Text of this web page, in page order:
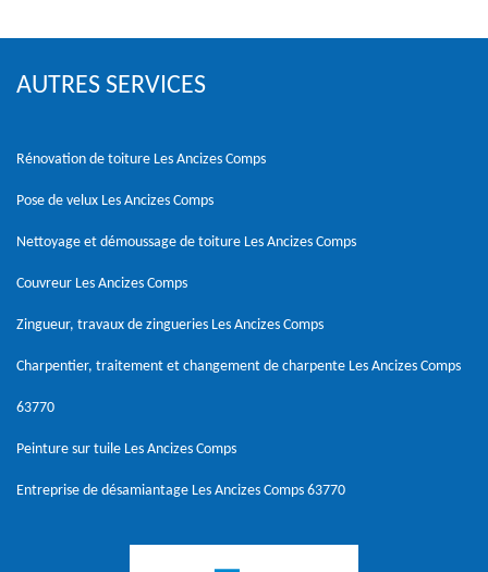
AUTRES SERVICES
Rénovation de toiture Les Ancizes Comps
Pose de velux Les Ancizes Comps
Nettoyage et démoussage de toiture Les Ancizes Comps
Couvreur Les Ancizes Comps
Zingueur, travaux de zingueries Les Ancizes Comps
Charpentier, traitement et changement de charpente Les Ancizes Comps
63770
Peinture sur tuile Les Ancizes Comps
Entreprise de désamiantage Les Ancizes Comps 63770